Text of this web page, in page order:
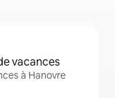
vacances
à Hanovre